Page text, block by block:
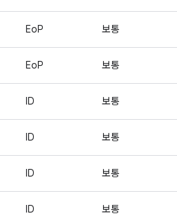
EoP 보통
EoP 보통
ID 보통
ID 보통
ID 보통
ID 보통